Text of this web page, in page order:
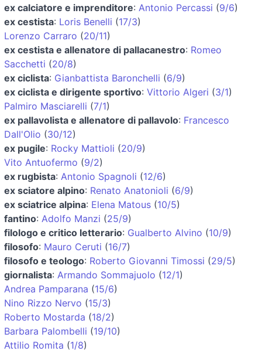
ex calciatore e imprenditore: Antonio Percassi (9/6)
ex cestista: Loris Benelli (17/3)
Lorenzo Carraro (20/11)
ex cestista e allenatore di pallacanestro: Romeo
Sacchetti (20/8)
ex ciclista: Gianbattista Baronchelli (6/9)
ex ciclista e dirigente sportivo: Vittorio Algeri (3/1)
Palmiro Masciarelli (7/1)
ex pallavolista e allenatore di pallavolo: Francesco
Dall'Olio (30/12)
ex pugile: Rocky Mattioli (20/9)
Vito Antuofermo (9/2)
ex rugbista: Antonio Spagnoli (12/6)
ex sciatore alpino: Renato Anatonioli (6/9)
ex sciatrice alpina: Elena Matous (10/5)
fantino: Adolfo Manzi (25/9)
filologo e critico letterario: Gualberto Alvino (10/9)
filosofo: Mauro Ceruti (16/7)
filosofo e teologo: Roberto Giovanni Timossi (29/5)
giornalista: Armando Sommajuolo (12/1)
Andrea Pamparana (15/6)
Nino Rizzo Nervo (15/3)
Roberto Mostarda (18/2)
Barbara Palombelli (19/10)
Attilio Romita (1/8)